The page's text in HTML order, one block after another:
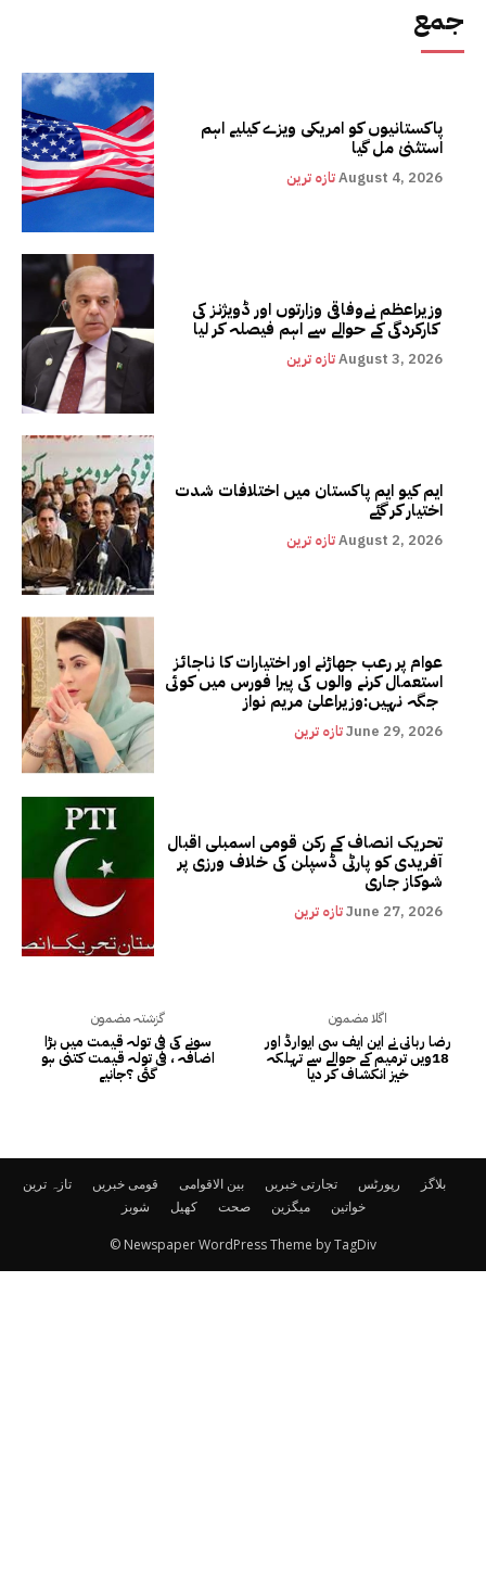
جمع
پاکستانیوں کو امریکی ویزے کیلیے اہم
استثنیٰ مل گیا
تازہ ترینAugust 4, 2026
وزیراعظم نےوفاقی وزارتوں اور ڈویژنز کی
کارکردگی کے حوالے سے اہم فیصلہ کر لیا
تازہ ترینAugust 3, 2026
ایم کیو ایم پاکستان میں اختلافات شدت
اختیار کر گئے
تازہ ترینAugust 2, 2026
عوام پر رعب جھاڑنے اور اختیارات کا ناجائز
استعمال کرنے والوں کی پیرا فورس میں کوئی
تازہ ترینJune 29, 2026
تحریک انصاف کے رکن قومی اسمبلی اقبال
آفریدی کو پارٹی ڈسپلن کی خلاف ورزی پر
شوکاز جاری
تازہ ترینJune 27, 2026
گزشتہ مضمون
سونے کی فی تولہ قیمت میں بڑا
اضافہ ، فی تولہ قیمت کتنی ہو
گئی ؟جانیے
اگلا مضمون
رضا ربانی نے این ایف سی ایوارڈ اور
18ویں ترمیم کے حوالے سے تہلکہ
خیز انکشاف کر دیا
تازہ ترین قومی خبریں بین الاقوامی تجارتی خبریں رپورٹس
بلاگز
شوبز
کھیل صحت میگزین خواتین
© Newspaper WordPress Theme by TagDiv